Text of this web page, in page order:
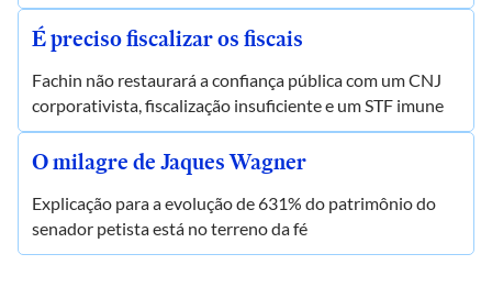
É preciso fiscalizar os fiscais
Fachin não restaurará a confiança pública com um CNJ
corporativista, fiscalização insuficiente e um STF imune
O milagre de Jaques Wagner
Explicação para a evolução de 631% do patrimônio do
senador petista está no terreno da fé